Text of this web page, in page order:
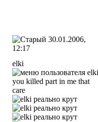
30.01.2006,
12:17
elki
you killed part in me that
care